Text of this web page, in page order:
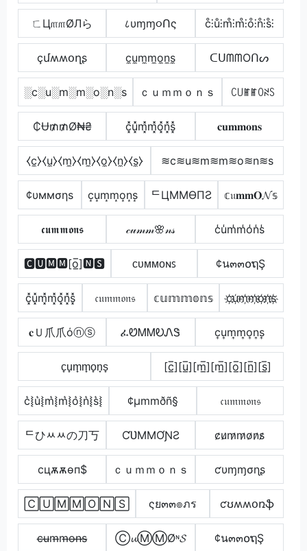
ㄈЦ௱௱ØЛら ८υɱɱ૦Ոς c̊⫶ů⫶m̊⫶m̊⫶o̊⫶n̊⫶s̊⫶
çմʍʍօղʂ c̼u̼m̼m̼o̼n̼s̼ ᑕᑌᗰᗰOᑎᔕ
░c░u░m░m░o░n░s ｃｕｍｍｏｎｓ ꉔ꒤ꂵꂵꄲꋊꇙ
₵Ʉ₥₥Ø₦₴ c͓̽u͓̽m͓̽m͓̽o͓̽n͓̽s͓̽ 𝐜𝐮𝐦𝐦𝐨𝐧𝐬
⧼c̼⧽⧼u̼⧽⧼m̼⧽⧼m̼⧽⧼o̼⧽⧼n̼⧽⧼s̼⧽ ≋c≋u≋m≋m≋o≋n≋s
¢υммσηѕ c͙u͙m͙m͙o͙n͙s͙ ᄃЦMMӨПƧ 𝕔𝔲𝐦𝐦𝐎𝓝𝕤
𝖈𝖚𝖒𝖒𝖔𝖓𝖘 𝒸𝓊𝓂𝓂🌸𝓃𝓈 c̾u̾m̾m̾o̾n̾s̾
🅲🆄🅼🅼[o̲̅]🅽🆂 ᴄᴜᴍᴍᴏɴꜱ ¢น๓๓໐ຖŞ
c͓̽u͓̽m͓̽m͓̽o͓̽n͓̽s͓̽ 𝔠𝔲𝔪𝔪𝔬𝔫𝔰 𝕔𝕦𝕞𝕞𝕠𝕟𝕤 c҉u҉m҉m҉o҉n҉s҉
𝐜Ｕ爪爪όⓝⓢ ፈᏬᎷᎷᎧᏁᏕ c͎u͎m͎m͎o͎n͎s͎
c̟u̟m̟m̟o̟n̟s̟ [c̲̅][u̲̅][m̲̅][m̲̅][o̲̅][n̲̅][s̲̅]
c͛⦚u͛⦚m͛⦚m͛⦚o͛⦚n͛⦚s͛⦚ ¢µmmðñ§ 𝔠𝔲𝔪𝔪𝔬𝔫𝔰
ᄃひﾶﾶの刀丂 ƇƲMMƠƝƧ c̷u̷m̷m̷o̷n̷s̷
cцѫѫѳп$ ｃｕｍｍｏｎｓ ƈυɱɱσɳʂ
🄲🅄🄼🄼🄾🄽🅂 ςย๓๓๏ภร ƈʊʍʍօռֆ
c̶u̶m̶m̶o̶n̶s̶ Ⓒ𝓾ⓂⓂØᶰ𝓢 ¢น๓๓໐ຖŞ